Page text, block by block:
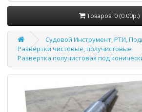
Товаров: 0 (0.00р.)
Судовой Инструмент, РТИ,
Развертки чистовые, получистовые
Развертка получистовая под